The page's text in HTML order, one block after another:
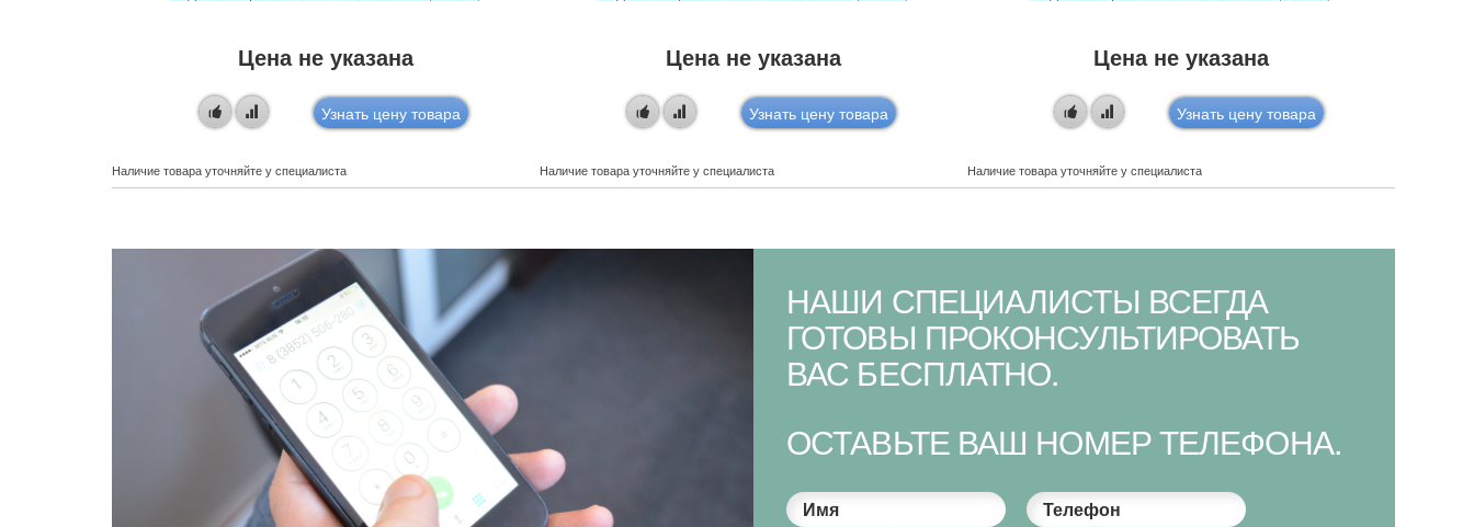
Цена не указана
Узнать цену товара
Наличие товара уточняйте у специалиста
Цена не указана
Узнать цену товара
Наличие товара уточняйте у специалиста
Цена не указана
Узнать цену товара
Наличие товара уточняйте у специалиста
НАШИ СПЕЦИАЛИСТЫ ВСЕГДА
ГОТОВЫ ПРОКОНСУЛЬТИРОВАТЬ
ВАС БЕСПЛАТНО.
ОСТАВЬТЕ ВАШ НОМЕР ТЕЛЕФОНА.
Имя Телефон